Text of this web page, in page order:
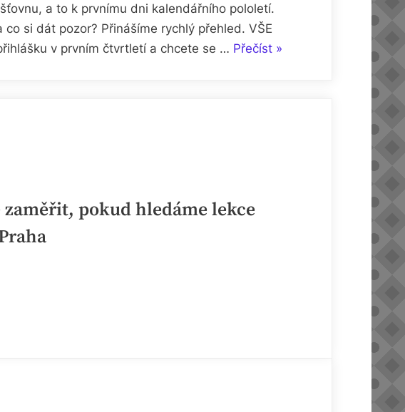
a to k prvnímu dni kalendářního pololetí.
si dát pozor? Přinášíme rychlý přehled. VŠE
v prvním čtvrtletí a chcete se … Přečíst„Zdravotní
»
zaměřit, pokud hledáme lekce